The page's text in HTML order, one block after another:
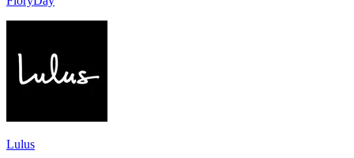
Lulus